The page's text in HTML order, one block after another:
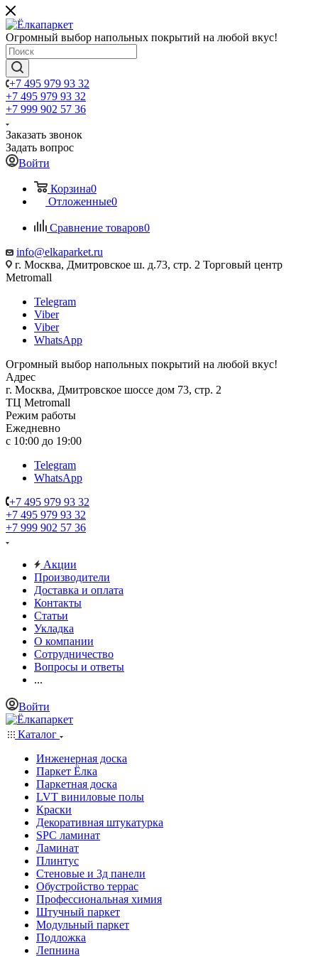
Огромный выбор напольных покрытий на любой вкус!
+7 495 979 93 32
+7 495 979 93 32
+7 999 902 57 36
Заказать звонок
Задать вопрос
Войти
Корзина0
Отложенные0
Сравнение товаров0
info@elkaparket.ru
г. Москва, Дмитровское ш. д.73, стр. 2 Торговый центр
Metromall
Telegram
Viber
Viber
WhatsApp
Огромный выбор напольных покрытий на любой вкус!
Адрес
г. Москва, Дмитровское шоссе дом 73, стр. 2
ТЦ Metromall
Режим работы
Ежедневно
с 10:00 до 19:00
Telegram
WhatsApp
+7 495 979 93 32
+7 495 979 93 32
+7 999 902 57 36
Акции
Производители
Доставка и оплата
Контакты
Статьи
Укладка
О компании
Сотрудничество
Вопросы и ответы
...
Войти
Каталог
Инженерная доска
Паркет Ёлка
Паркетная доска
LVT виниловые полы
Краски
Декоративная штукатурка
SPC ламинат
Ламинат
Плинтус
Стеновые и 3д панели
Обустройство террас
Профессиональная химия
Штучный паркет
Модульный паркет
Подложка
Лепнина